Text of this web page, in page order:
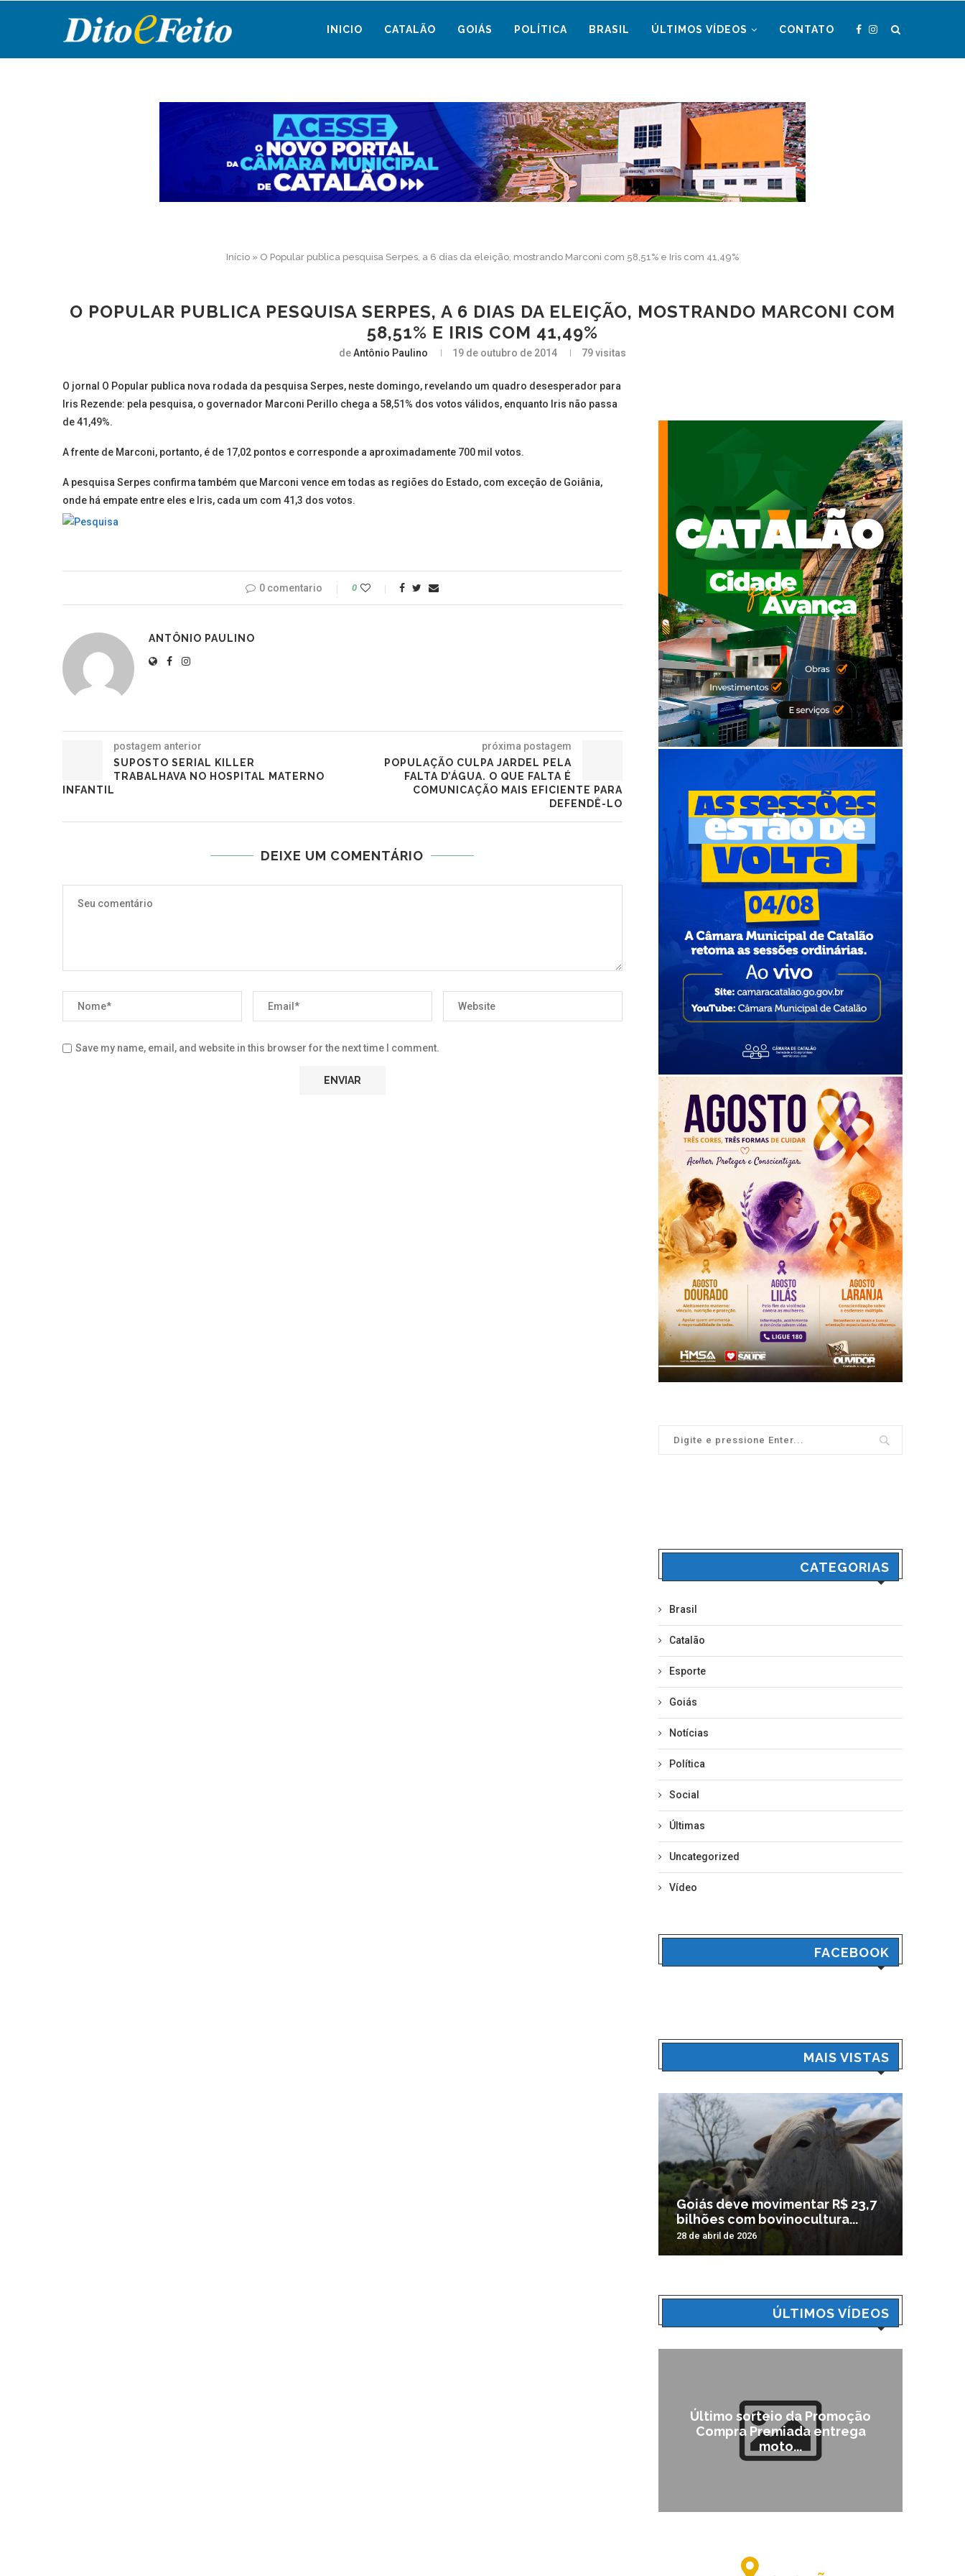
INICIO CATALÃO GOIÁS POLÍTICA BRASIL ÚLTIMOS VÍDEOS CONTATO
Início » O Popular publica pesquisa Serpes, a 6 dias da eleição, mostrando Marconi com 58,51% e Iris com 41,49%
O POPULAR PUBLICA PESQUISA SERPES, A 6 DIAS DA ELEIÇÃO, MOSTRANDO MARCONI COM
58,51% E IRIS COM 41,49%
deAntônio Paulino 19 de outubro de 2014 79visitas
O jornal O Popular publica nova rodada da pesquisa Serpes, neste domingo, revelando um quadro desesperador para
Iris Rezende: pela pesquisa, o governador Marconi Perillo chega a 58,51% dos votos válidos, enquanto Iris não passa
de 41,49%.
A frente de Marconi, portanto, é de 17,02 pontos e corresponde a aproximadamente 700 mil votos.
A pesquisa Serpes confirma também que Marconi vence em todas as regiões do Estado, com exceção de Goiânia,
onde há empate entre eles e Iris, cada um com 41,3 dos votos.
0 comentario 0
ANTÔNIO PAULINO
postagem anterior
SUPOSTO SERIAL KILLER
TRABALHAVA NO HOSPITAL MATERNO
INFANTIL
próxima postagem
POPULAÇÃO CULPA JARDEL PELA
FALTA D’ÁGUA. O QUE FALTA É
COMUNICAÇÃO MAIS EFICIENTE PARA
DEFENDÊ-LO
DEIXE UM COMENTÁRIO
Save my name, email, and website in this browser for the next time I comment.
CATEGORIAS
Brasil
Catalão
Esporte
Goiás
Notícias
Política
Social
Últimas
Uncategorized
Vídeo
FACEBOOK
MAIS VISTAS
Goiás deve movimentar R$ 23,7
bilhões com bovinocultura...
28 de abril de 2026
ÚLTIMOS VÍDEOS
Último sorteio da Promoção
Compra Premiada entrega